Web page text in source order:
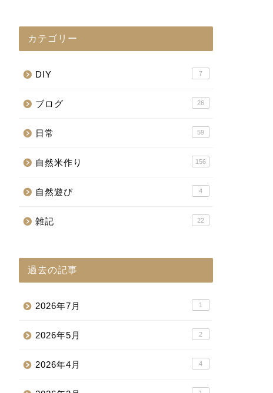
カテゴリー
DIY 7
ブログ 26
日常 59
自然米作り 156
自然遊び 4
雑記 22
過去の記事
2026年7月 1
2026年5月 2
2026年4月 4